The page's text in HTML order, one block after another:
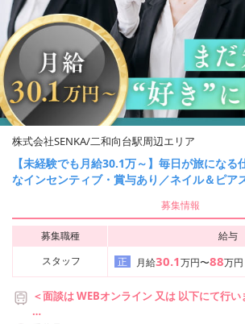
株式会社SENKA/二和向台駅周辺エリア
【未経験でも月給30.1万～】毎日が旅になる
なインセンティブ・賞与あり／ネイル＆ピア
募集情報
募集職種
給与
スタッフ
正 月給30.1万円〜88万円
＜面談は WEBオンライン 又は 以下にて行い